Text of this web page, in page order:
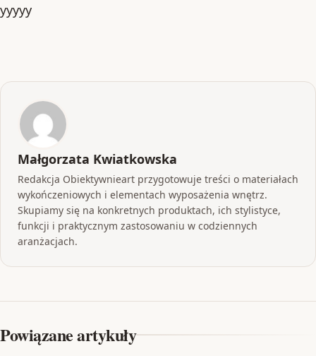
yyyyy
Małgorzata Kwiatkowska
Redakcja Obiektywnieart przygotowuje treści o materiałach
wykończeniowych i elementach wyposażenia wnętrz.
Skupiamy się na konkretnych produktach, ich stylistyce,
funkcji i praktycznym zastosowaniu w codziennych
aranżacjach.
Powiązane artykuły